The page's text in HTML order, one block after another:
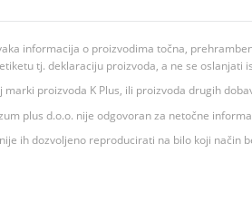
informacija o proizvodima točna,
tj. deklaraciju proizvoda, a ne se oslanjati
proizvoda K Plus, ili proizvoda drugih
plus d.o.o. nije odgovoran za netočne
ih dozvoljeno reproducirati na bilo koji način